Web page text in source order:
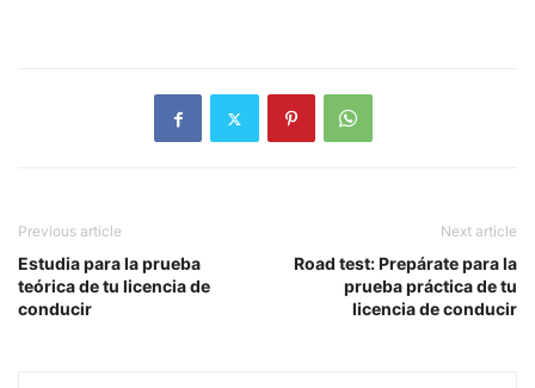
Previous article
Estudia para la prueba
teórica de tu licencia de
conducir
Next article
Road test: Prepárate para la
prueba práctica de tu
licencia de conducir